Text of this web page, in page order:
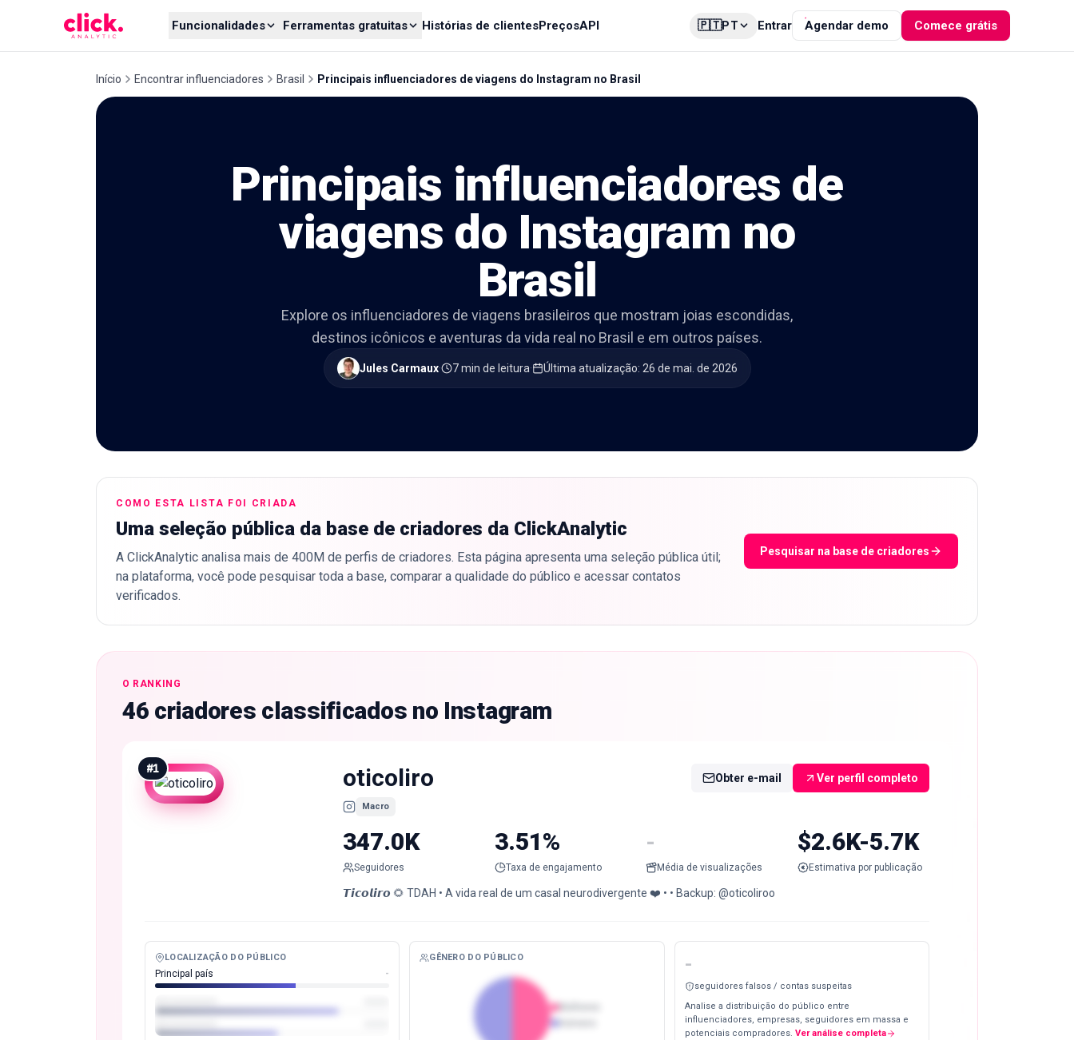
Funcionalidades Ferramentas gratuitas Histórias de clientesPreçosAPI 🇵🇹PT Entrar Agendar demo Comece grátis
Início Encontrar influenciadores Brasil Principais influenciadores de viagens do Instagram no Brasil
Principais influenciadores de
viagens do Instagram no
Brasil
Explore os influenciadores de viagens brasileiros que mostram joias escondidas,
destinos icônicos e aventuras da vida real no Brasil e em outros países.
Jules Carmaux· 7 min de leitura· Última atualização: 26 de mai. de 2026
COMO ESTA LISTA FOI CRIADA
Uma seleção pública da base de criadores da ClickAnalytic
A ClickAnalytic analisa mais de 400M de perfis de criadores. Esta página apresenta uma seleção pública útil;
na plataforma, você pode pesquisar toda a base, comparar a qualidade do público e acessar contatos
verificados.
Pesquisar na base de criadores
O RANKING
46 criadores classificados no Instagram
#1 oticoliro
Macro
Obter e-mail Ver perfil completo
347.0K
Seguidores
3.51%
Taxa de engajamento
-
Média de visualizações
$2.6K-5.7K
Estimativa por publicação
𝙏𝙞𝙘𝙤𝙡𝙞𝙧𝙤 🌻 TDAH • A vida real de um casal neurodivergente ❤️ • • Backup: @oticoliroo
LOCALIZAÇÃO DO PÚBLICO
Principal país -
GÊNERO DO PÚBLICO -
seguidores falsos / contas suspeitas
Analise a distribuição do público entre
influenciadores, empresas, seguidores em massa e
potenciais compradores. Ver análise completa